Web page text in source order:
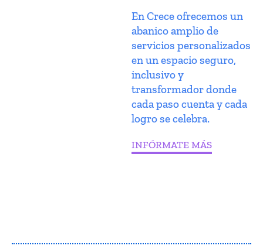
En Crece ofrecemos un
abanico amplio de
servicios personalizados
en un espacio seguro,
inclusivo y
transformador donde
cada paso cuenta y cada
logro se celebra.
INFÓRMATE MÁS